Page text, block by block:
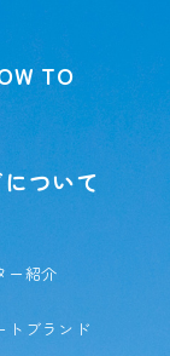
TO
ついて
ー紹介
トブランド